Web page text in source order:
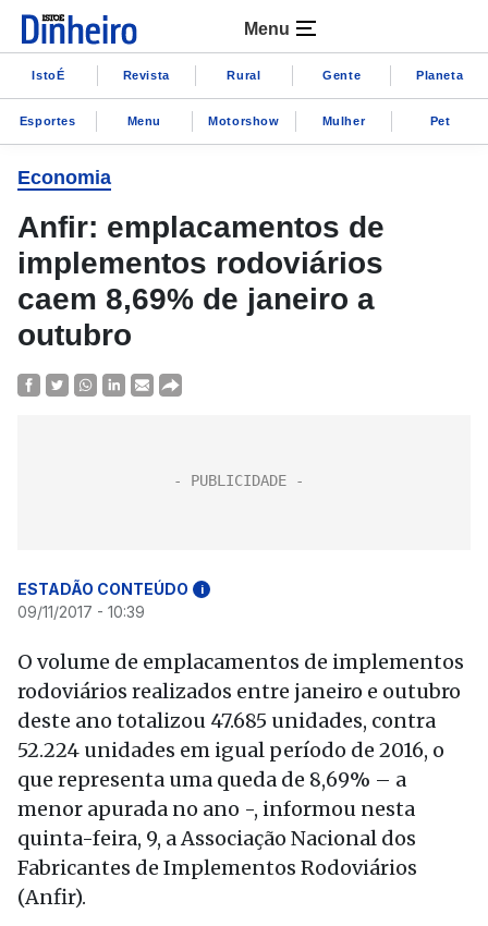
Menu
IstoÉ Revista Rural Gente Planeta
Esportes Menu Motorshow Mulher Pet
Economia
Anfir: emplacamentos de
implementos rodoviários
caem 8,69% de janeiro a
outubro
ESTADÃO CONTEÚDO i
09/11/2017 - 10:39
O volume de emplacamentos de implementos
rodoviários realizados entre janeiro e outubro
deste ano totalizou 47.685 unidades, contra
52.224 unidades em igual período de 2016, o
que representa uma queda de 8,69% – a
menor apurada no ano -, informou nesta
quinta-feira, 9, a Associação Nacional dos
Fabricantes de Implementos Rodoviários
(Anfir).